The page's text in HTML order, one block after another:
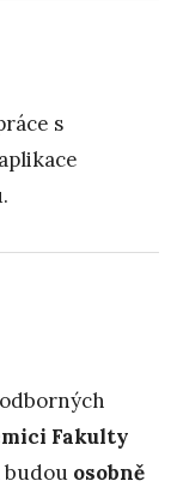
s
Fakulty
budou osobně